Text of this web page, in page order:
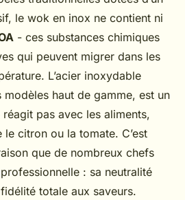
le wok en inox ne contient ni
- ces substances chimiques
qui peuvent migrer dans les
L’acier inoxydable
modèles haut de gamme, est un
pas avec les aliments,
citron ou la tomate. C’est
que de nombreux chefs
: sa neutralité
totale aux saveurs.